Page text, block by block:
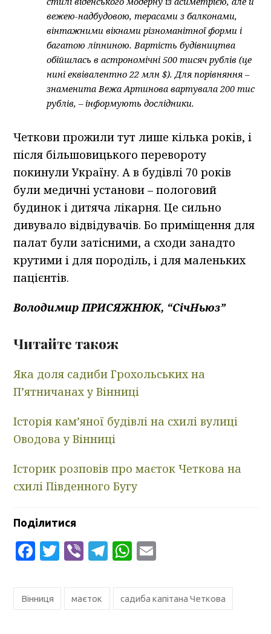
вежею-надбудовою, терасами з балконами,
вінтажними вікнами різноманітної форми і
багатою ліпниною. Вартість будівництва
обійшлась в астрономічні 500 тисяч рублів (це
нині еквівалентно 22 млн $). Для порівняння –
знаменита Вежа Артинова вартувала 200 тис
рублів, – інформують дослідники.
Четкови прожили тут лише кілька років, і
після більшовицького перевороту
покинули Україну. А в будівлі 70 років
були медичні установи – пологовий
будинок і дитяча лікарня. Це сильно
дивувало відвідувачів. Бо приміщення для
палат були затісними, а сходи занадто
крутими і для породіль, і для маленьких
пацієнтів.
Володимир ПРИСЯЖНЮК, “СічНьюз”
Читайте також
Яка доля садиби Грохольських на
Пʼятничанах у Вінниці
Історія кам’яної будівлі на схилі вулиці
Оводова у Вінниці
Історик розповів про маєток Четкова на
схилі Південного Бугу
Поділитися
Facebook
Twitter
ViberTelegram
WhatsApp
Вінниця маєток садиба капітана Четкова